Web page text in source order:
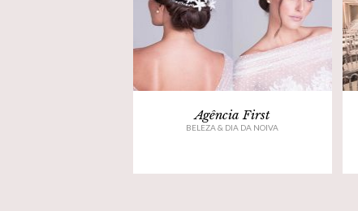
Agência First
BELEZA & DIA DA NOIVA